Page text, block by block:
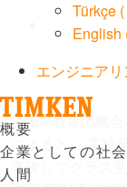
Türkçe (
English
エンジニア
Menu
概要
企業としての社
人間
STEM教育の機会
によると、高校
専攻してクラス